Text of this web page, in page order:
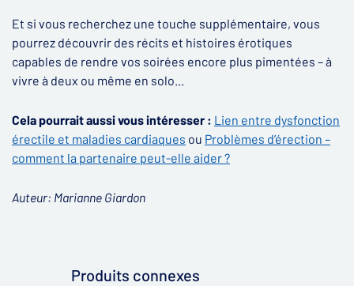
Et si vous recherchez une touche supplémentaire, vous
pourrez découvrir des récits et histoires érotiques
capables de rendre vos soirées encore plus pimentées – à
vivre à deux ou même en solo...
Cela pourrait aussi vous intéresser : Lien entre dysfonction
érectile et maladies cardiaques ou Problèmes d’érection –
comment la partenaire peut-elle aider ?
Auteur: Marianne Giardon​
Produits connexes